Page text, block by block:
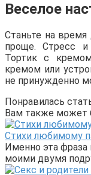
Веселое
Станьте на время
проще. Стресс и
Тортик с
кремом или
не принужденно
Понравилась
Вам также может
Стихи любимому
Именно эта
моими двумя